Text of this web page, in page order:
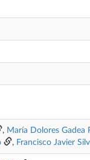
, María Dolores Gadea
, Francisco Javier